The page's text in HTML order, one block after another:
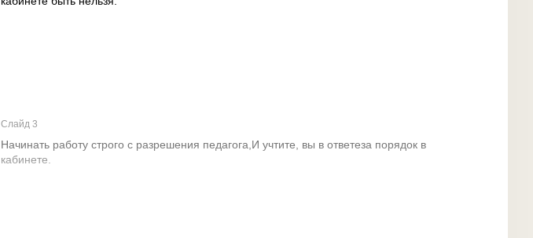
Слайд 3
Начинать работу строго с разрешения педагога,И учтите, вы в ответеза порядок в
кабинете.